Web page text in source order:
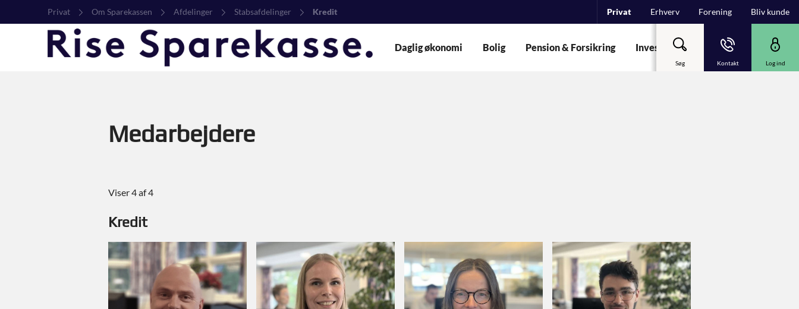
Privat Om Sparekassen Afdelinger Stabsafdelinger Kredit Privat Erhverv Forening Bliv kunde
Daglig økonomi Bolig Pension & Forsikring Investering Garant Om
Søg Kontakt Log ind
Medarbejdere
Viser 4 af 4
Kredit